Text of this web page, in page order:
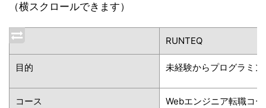
（横スクロールできます）
RUNTEQ
目的 未経験からプログラミ
コース Webエンジニア転職コ